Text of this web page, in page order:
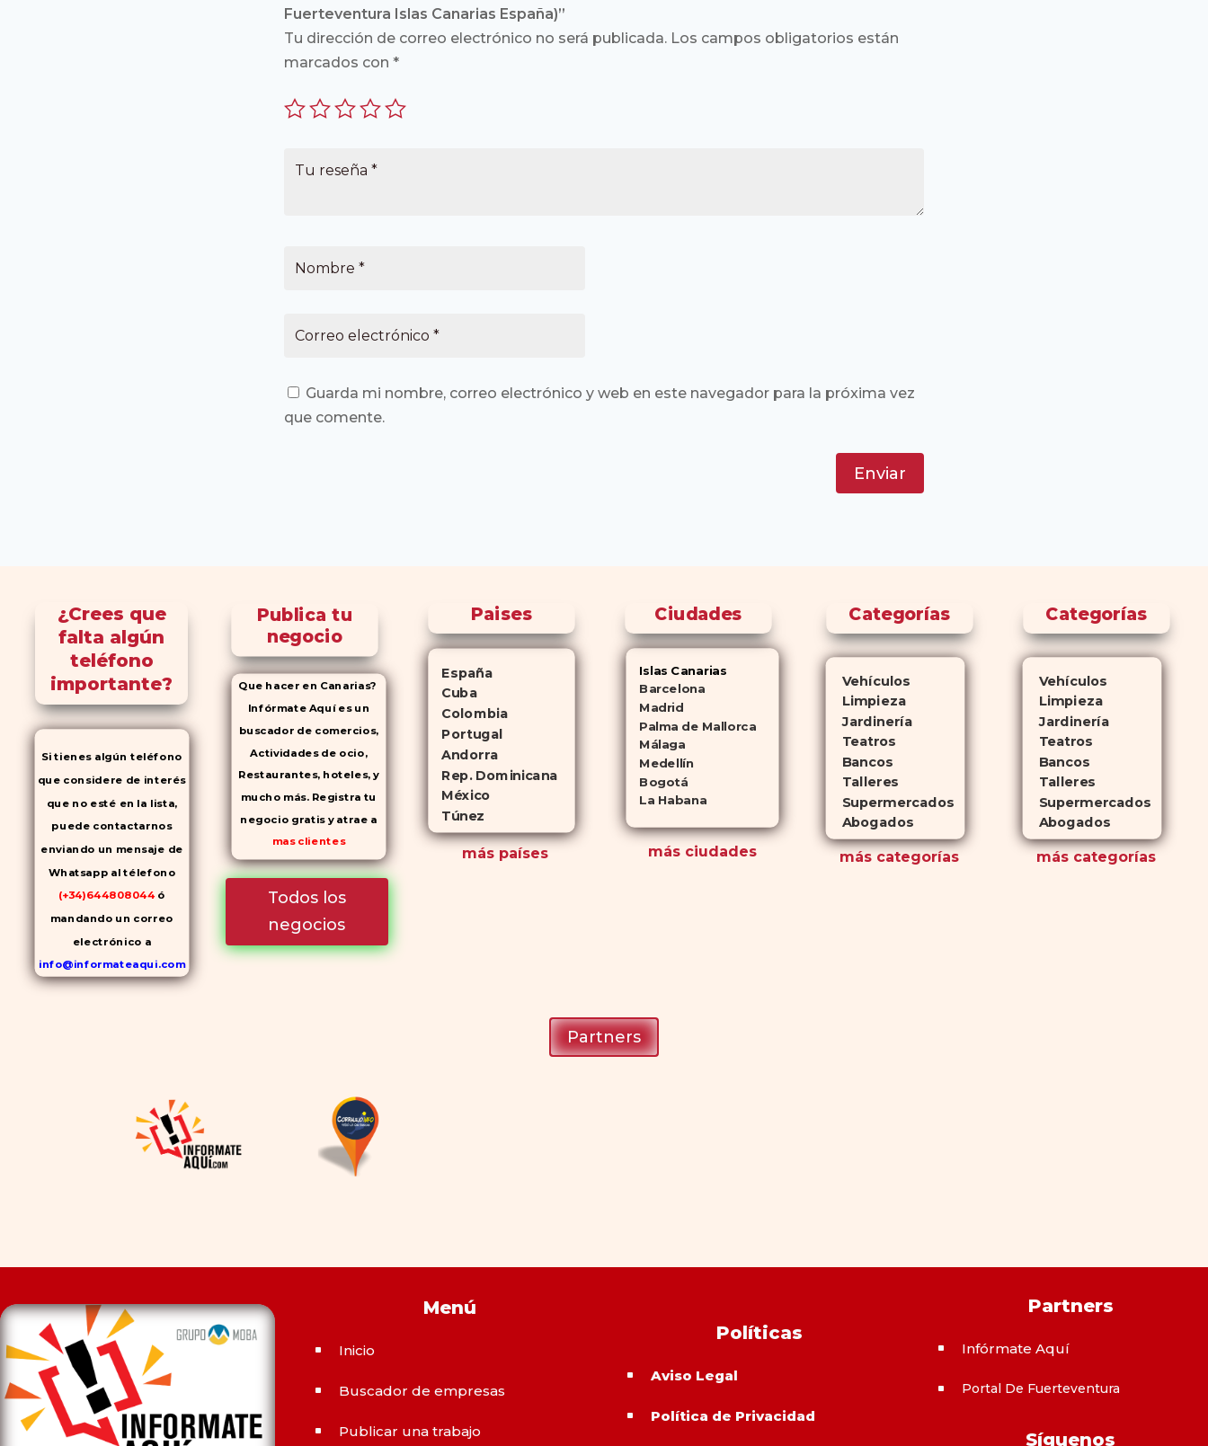
Fuerteventura Islas Canarias España)”
Tu dirección de correo electrónico no será publicada. Los campos obligatorios están
marcados con*
Guarda mi nombre, correo electrónico y web en este navegador para la próxima vez
que comente.
Enviar
¿Crees que
falta algún
teléfono
importante?
Si tienes algún teléfono
que considere de interés
que no esté en la lista,
puede contactarnos
enviando un mensaje de
Whatsapp al télefono
(+34)644808044 ó
mandando un correo
electrónico a
info@informateaqui.com
Mientras que antes la
permitido la producción de
alternativas genéricas tanto
En su mayor parte, ambos
medicamentos funcionan de
la misma manera y tienen
perfiles de efectos
secundarios similares. ¿La
principal diferencia? El
Publica tu
negocio
Que hacer en Canarias?
Infórmate Aquí es un
buscador de comercios,
Actividades de ocio,
Restaurantes, hoteles, y
mucho más. Registra tu
negocio gratis y atrae a
mas clientes
Todos los
negocios
Paises
España
Cuba
Colombia
Portugal
Andorra
Rep. Dominicana
México
Túnez
más países
Ciudades
Islas Canarias
Barcelona
Madrid
Palma de Mallorca
Málaga
Medellín
Bogotá
La Habana
más ciudades
Categorías
Vehículos
Limpieza
Jardinería
Teatros
Bancos
Talleres
Supermercados
Abogados
más categorías
Categorías
Vehículos
Limpieza
Jardinería
Teatros
Bancos
Talleres
Supermercados
Abogados
más categorías
Partners
Menú
^ Inicio
^ Buscador de empresas
^ Publicar una trabajo
Políticas
^ Aviso Legal
^ Política de Privacidad
Partners
^ Infórmate Aquí
^ Portal De Fuerteventura
Síguenos